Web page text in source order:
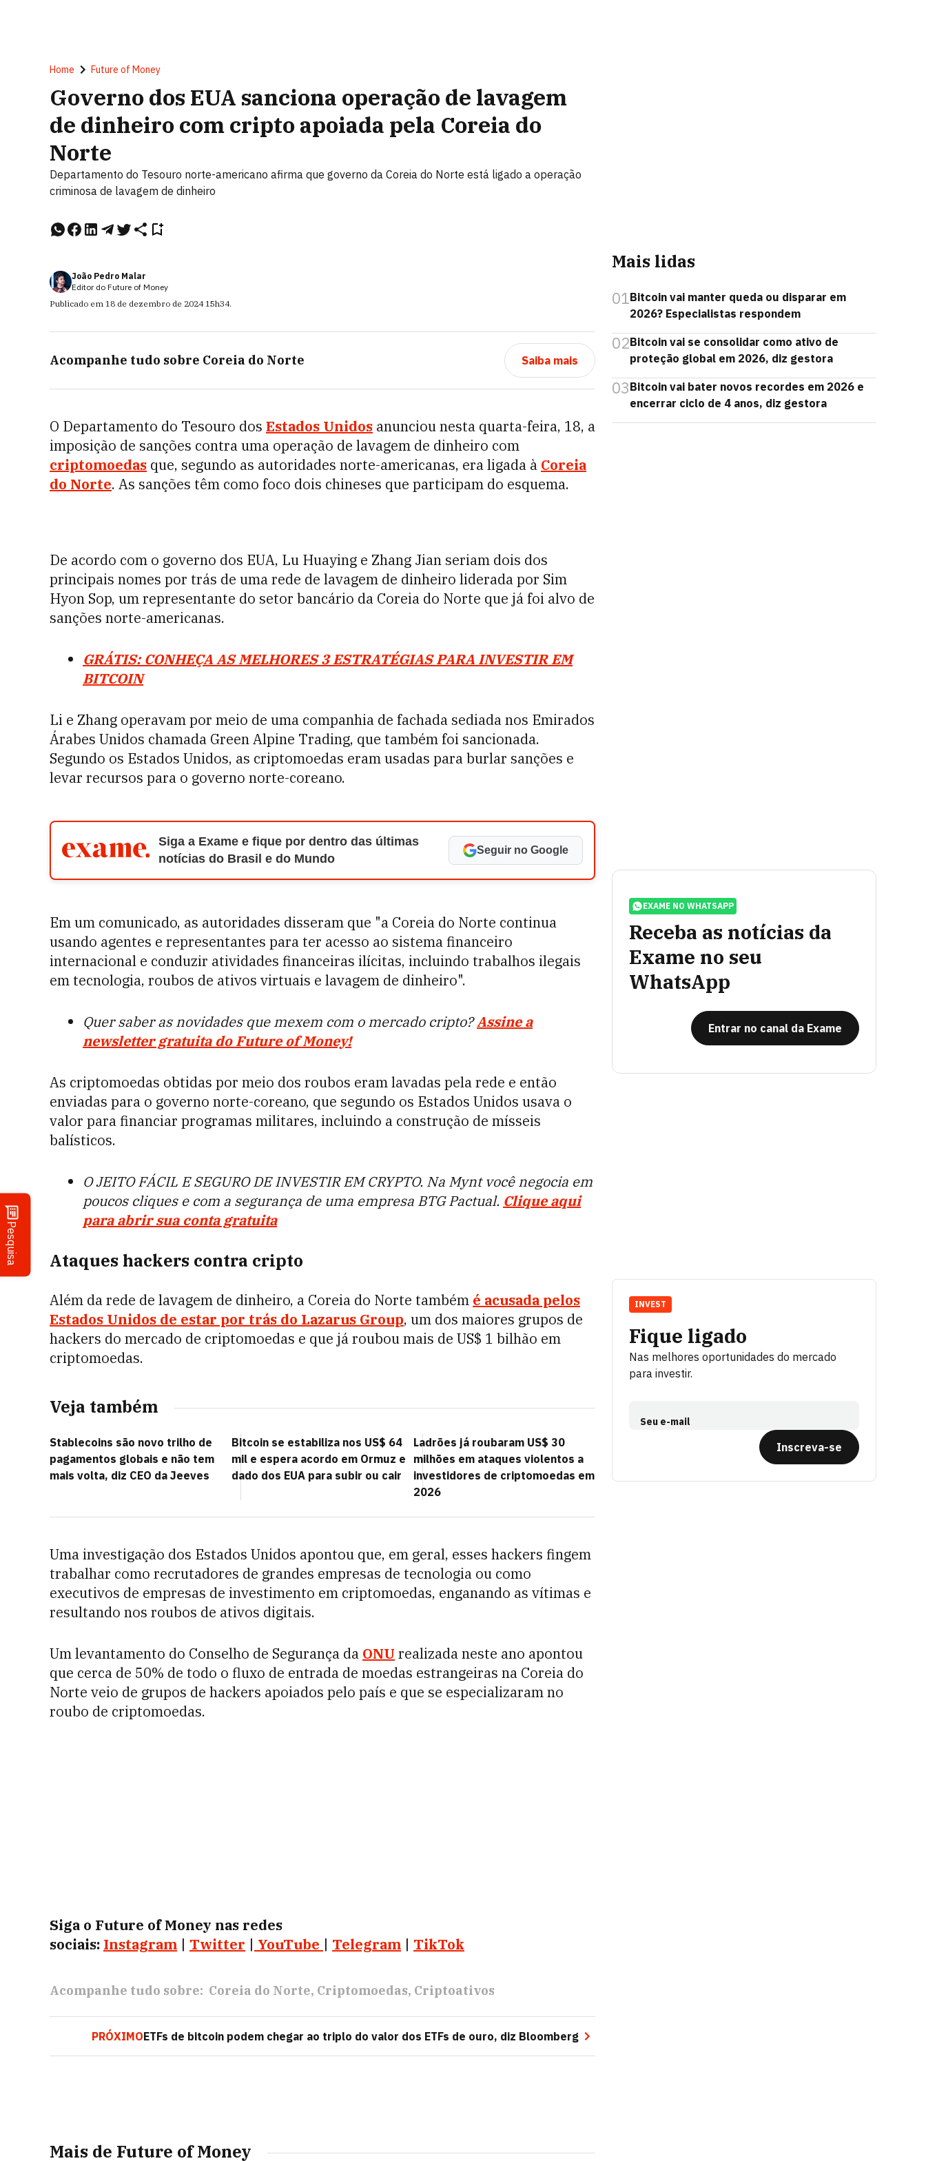
Pesquisa
Home Future of Money
Governo dos EUA sanciona operação de lavagem
de dinheiro com cripto apoiada pela Coreia do
Norte
Departamento do Tesouro norte-americano afirma que governo da Coreia do Norte está ligado a operação
criminosa de lavagem de dinheiro
João Pedro Malar
Editor do Future of Money
Publicado em 18 de dezembro de 2024 15h34.
Acompanhe tudo sobre Coreia do Norte Saiba mais
O Departamento do Tesouro dos Estados Unidos anunciou nesta quarta-feira, 18, a
imposição de sanções contra uma operação de lavagem de dinheiro com
criptomoedas que, segundo as autoridades norte-americanas, era ligada à Coreia
do Norte. As sanções têm como foco dois chineses que participam do esquema.
De acordo com o governo dos EUA, Lu Huaying e Zhang Jian seriam dois dos
principais nomes por trás de uma rede de lavagem de dinheiro liderada por Sim
Hyon Sop, um representante do setor bancário da Coreia do Norte que já foi alvo de
sanções norte-americanas.
GRÁTIS: CONHEÇA AS MELHORES 3 ESTRATÉGIAS PARA INVESTIR EM
BITCOIN
Li e Zhang operavam por meio de uma companhia de fachada sediada nos Emirados
Árabes Unidos chamada Green Alpine Trading, que também foi sancionada.
Segundo os Estados Unidos, as criptomoedas eram usadas para burlar sanções e
levar recursos para o governo norte-coreano.
Siga a Exame e fique por dentro das últimas
notícias do Brasil e do Mundo
Seguir no Google
Em um comunicado, as autoridades disseram que "a Coreia do Norte continua
usando agentes e representantes para ter acesso ao sistema financeiro
internacional e conduzir atividades financeiras ilícitas, incluindo trabalhos ilegais
em tecnologia, roubos de ativos virtuais e lavagem de dinheiro".
Quer saber as novidades que mexem com o mercado cripto?Assine a
newsletter gratuita do Future of Money!
As criptomoedas obtidas por meio dos roubos eram lavadas pela rede e então
enviadas para o governo norte-coreano, que segundo os Estados Unidos usava o
valor para financiar programas militares, incluindo a construção de mísseis
balísticos.
O JEITO FÁCIL E SEGURO DE INVESTIR EM CRYPTO. Na Mynt você negocia em
poucos cliques e com a segurança de uma empresa BTG Pactual. Clique aqui
para abrir sua conta gratuita
Ataques hackers contra cripto
Além da rede de lavagem de dinheiro, a Coreia do Norte também é acusada pelos
Estados Unidos de estar por trás do Lazarus Group, um dos maiores grupos de
hackers do mercado de criptomoedas e que já roubou mais de US$ 1 bilhão em
criptomoedas.
Veja também
Stablecoins são novo trilho de
pagamentos globais e não tem
mais volta, diz CEO da Jeeves
Bitcoin se estabiliza nos US$ 64
mil e espera acordo em Ormuz e
dado dos EUA para subir ou cair
Ladrões já roubaram US$ 30
milhões em ataques violentos a
investidores de criptomoedas em
2026
Uma investigação dos Estados Unidos apontou que, em geral, esses hackers fingem
trabalhar como recrutadores de grandes empresas de tecnologia ou como
executivos de empresas de investimento em criptomoedas, enganando as vítimas e
resultando nos roubos de ativos digitais.
Um levantamento do Conselho de Segurança da ONU realizada neste ano apontou
que cerca de 50% de todo o fluxo de entrada de moedas estrangeiras na Coreia do
Norte veio de grupos de hackers apoiados pelo país e que se especializaram no
roubo de criptomoedas.
Siga o Future of Money nas redes
sociais: Instagram | Twitter | YouTube | Telegram | TikTok
Acompanhe tudo sobre: Coreia do Norte Criptomoedas Criptoativos
PRÓXIMOETFs de bitcoin podem chegar ao triplo do valor dos ETFs de ouro, diz Bloomberg
Mais de Future of Money
Mais lidas
01Bitcoin vai manter queda ou disparar em
2026? Especialistas respondem
02Bitcoin vai se consolidar como ativo de
proteção global em 2026, diz gestora
03Bitcoin vai bater novos recordes em 2026 e
encerrar ciclo de 4 anos, diz gestora
EXAME NO WHATSAPP
Receba as notícias da
Exame no seu
WhatsApp
Entrar no canal da Exame
Fique ligado
Nas melhores oportunidades do mercado
para investir.
Seu e-mail
Inscreva-se
INVEST